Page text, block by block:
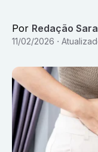
Por Redação Sara
11/02/2026